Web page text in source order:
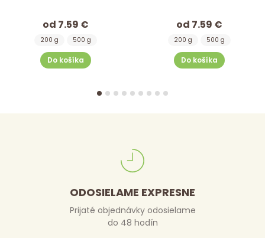
od 7.59 €
200 g 500 g
Do košíka
od 7.59 €
200 g 500 g
Do košíka
ODOSIELAME EXPRESNE
Prijaté objednávky odosielame
do 48 hodín